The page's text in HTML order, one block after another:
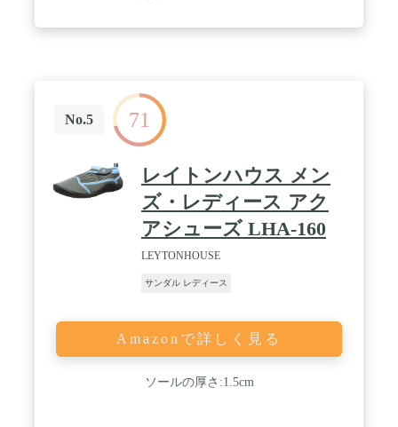
ンで足元美人に！夏を楽しみしましょう！ /
❥❥❥【6サイズ】：22.5cm、23cm、23.5cm、
24cm、24.5cm、25cm。❥❥❥【 ヒール】：6cm
No.5 71
レイトンハウス メン
ズ・レディース アク
アシューズ LHA-160
LEYTONHOUSE
サンダル レディース
Amazonで詳しく見る
ソールの厚さ:1.5cm